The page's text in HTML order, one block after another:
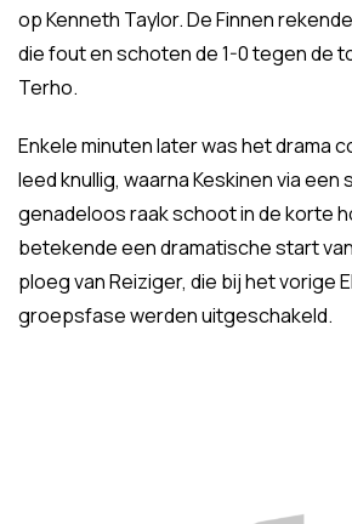
op Kenneth Taylor. De Finnen
die fout en schoten de 1-0 tegen de
Terho.
Enkele minuten later was het drama
leed knullig, waarna Keskinen via
genadeloos raak schoot in de korte
betekende een dramatische start
ploeg van Reiziger, die bij het vorige
groepsfase werden uitgeschakeld.